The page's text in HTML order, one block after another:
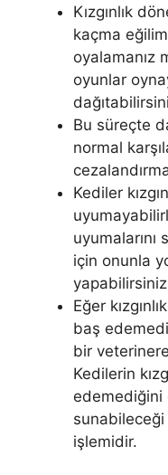
Kızgınlık
kaçma
oyalamanız
oyunlar
Bu süreçte
normal
Kediler
uyumalarını
için onunla
Eğer
baş
bir
Kedilerin
edemediğini
sunabileceği
işlemidir.